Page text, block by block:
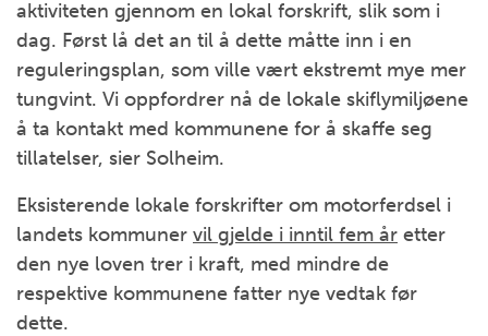
aktiviteten gjennom en lokal forskrift, slik som i
dag. Først lå det an til å dette måtte inn i en
reguleringsplan, som ville vært ekstremt mye mer
tungvint. Vi oppfordrer nå de lokale skiflymiljøene
å ta kontakt med kommunene for å skaffe seg
tillatelser, sier Solheim.
Eksisterende lokale forskrifter om motorferdsel i
landets kommuner vil gjelde i inntil fem år etter
den nye loven trer i kraft, med mindre de
respektive kommunene fatter nye vedtak før
dette.